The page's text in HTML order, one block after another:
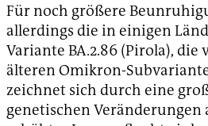
Für noch größere
allerdings die in einigen
Variante BA.2.86 (Pirola), die
älteren Omikron-
zeichnet sich durch eine
genetischen Veränderungen